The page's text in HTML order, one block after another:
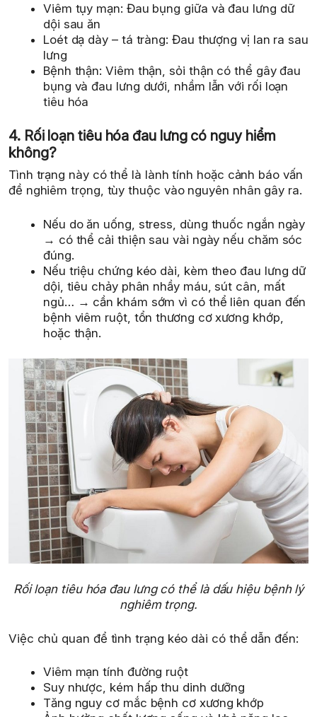
Viêm tụy mạn: Đau bụng giữa và đau lưng dữ
dội sau ăn
Loét dạ dày – tá tràng: Đau thượng vị lan ra sau
lưng
Bệnh thận: Viêm thận, sỏi thận có thể gây đau
bụng và đau lưng dưới, nhầm lẫn với rối loạn
tiêu hóa
4. Rối loạn tiêu hóa đau lưng có nguy hiểm
không?
Tình trạng này có thể là lành tính hoặc cảnh báo vấn
đề nghiêm trọng, tùy thuộc vào nguyên nhân gây ra.
Nếu do ăn uống, stress, dùng thuốc ngắn ngày
→ có thể cải thiện sau vài ngày nếu chăm sóc
đúng.
Nếu triệu chứng kéo dài, kèm theo đau lưng dữ
dội, tiêu chảy phân nhầy máu, sút cân, mất
ngủ… → cần khám sớm vì có thể liên quan đến
bệnh viêm ruột, tổn thương cơ xương khớp,
hoặc thận.
Rối loạn tiêu hóa đau lưng có thể là dấu hiệu bệnh lý
nghiêm trọng.
Việc chủ quan để tình trạng kéo dài có thể dẫn đến:
Viêm mạn tính đường ruột
Suy nhược, kém hấp thu dinh dưỡng
Tăng nguy cơ mắc bệnh cơ xương khớp